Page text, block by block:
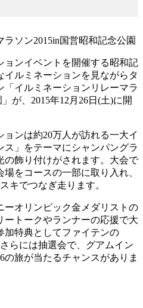
ョンイベントを開催する昭和記
ルミネーションを見ながらタ
「イルミネーションリレーマラ
が、2015年12月26日(土)に開
ンは約20万人が訪れる一大イ
」をテーマにシャンパングラ
の飾り付けがされます。大会で
をコースの一部に取り入れ、
キでつなぎ走ります。
ーオリンピック金メダリストの
トークやランナーの応援で大
加特典としてファイテンの
らには抽選会で、グアムイン
の旅が当たるチャンスがありま